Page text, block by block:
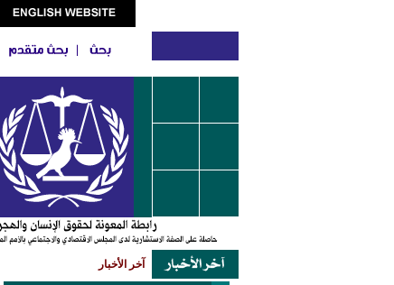
آخر الأخبار